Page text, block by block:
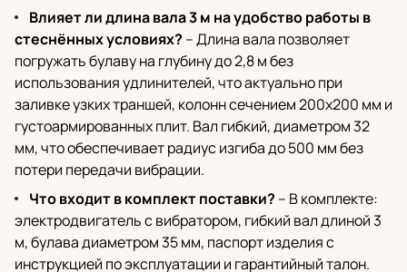
Влияет ли длина вала 3 м на удобство работы в
стеснённых условиях? – Длина вала позволяет
погружать булаву на глубину до 2,8 м без
использования удлинителей, что актуально при
заливке узких траншей, колонн сечением 200x200 мм и
густоармированных плит. Вал гибкий, диаметром 32
мм, что обеспечивает радиус изгиба до 500 мм без
потери передачи вибрации.
Что входит в комплект поставки? – В комплекте:
электродвигатель с вибратором, гибкий вал длиной 3
м, булава диаметром 35 мм, паспорт изделия с
инструкцией по эксплуатации и гарантийный талон.